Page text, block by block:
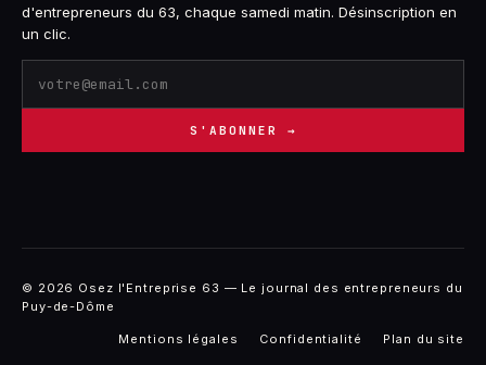
d'entrepreneurs du 63, chaque samedi matin. Désinscription en
un clic.
S'ABONNER →
© 2026 Osez l'Entreprise 63 — Le journal des entrepreneurs du
Puy-de-Dôme
Mentions légales Confidentialité Plan du site